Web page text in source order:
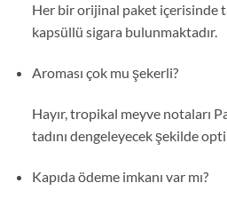
Her bir orijinal paket içerisinde
kapsüllü sigara bulunmaktadır.
Aroması çok mu şekerli?
Hayır, tropikal meyve notaları
tadını dengeleyecek şekilde
Kapıda ödeme imkanı var mı?